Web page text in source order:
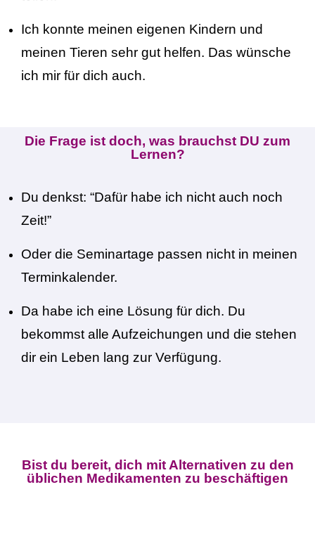
Ich konnte meinen eigenen Kindern und
meinen Tieren sehr guthelfen. Das wünsche
ich mir für dich auch.
Die Frage ist doch, was brauchst DU zum
Lernen?
Du denkst: “Dafür habe ich nicht auch noch
Zeit!”
Oder die Seminartage passen nicht in meinen
Terminkalender.
Da habe ich eine Lösung für dich. Du
bekommst alle Aufzeichungen und die stehen
dir ein Leben lang zur Verfügung.
Bist du bereit, dich mit Alternativen zu den
üblichen Medikamenten zu beschäftigen